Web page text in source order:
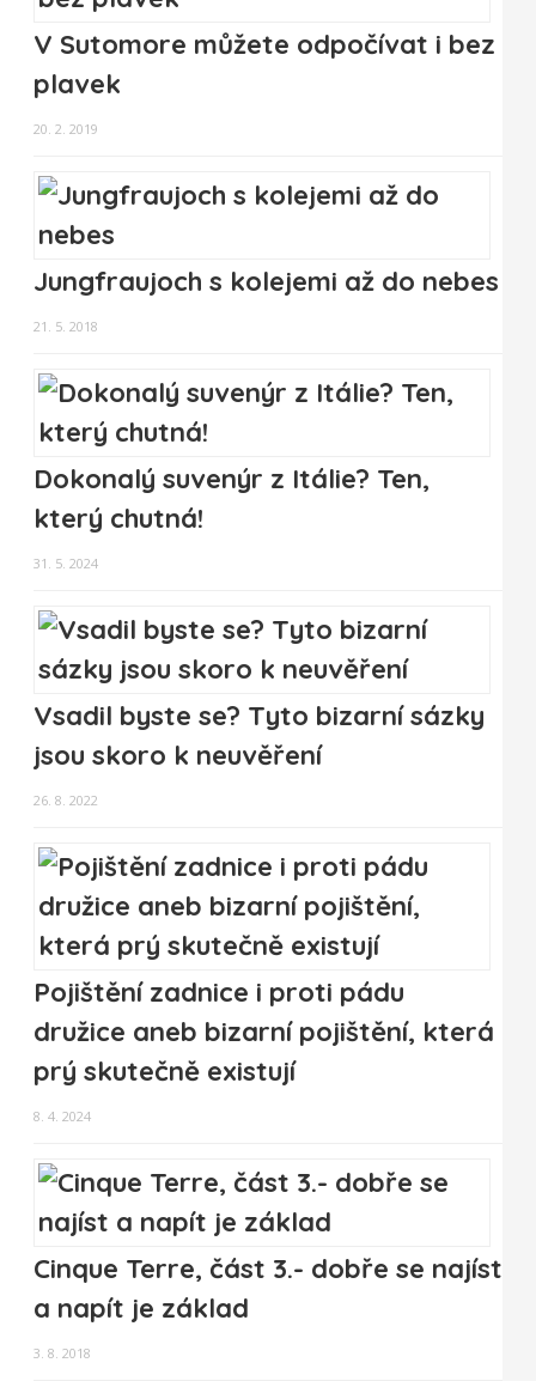
V Sutomore můžete odpočívat i bez
plavek
20. 2. 2019
Jungfraujoch s kolejemi až do nebes
21. 5. 2018
Dokonalý suvenýr z Itálie? Ten,
který chutná!
31. 5. 2024
Vsadil byste se? Tyto bizarní sázky
jsou skoro k neuvěření
26. 8. 2022
Pojištění zadnice i proti pádu
družice aneb bizarní pojištění, která
prý skutečně existují
8. 4. 2024
Cinque Terre, část 3.- dobře se najíst
a napít je základ
3. 8. 2018